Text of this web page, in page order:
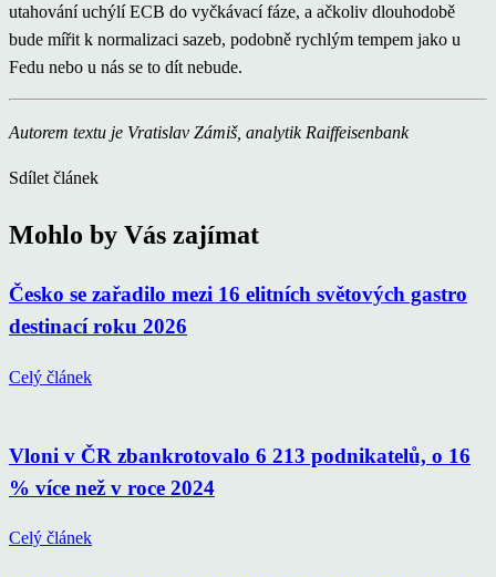
utahování uchýlí ECB do vyčkávací fáze, a ačkoliv dlouhodobě
bude mířit k normalizaci sazeb, podobně rychlým tempem jako u
Fedu nebo u nás se to dít nebude.
Autorem textu je Vratislav Zámiš, analytik Raiffeisenbank
Sdílet článek
Mohlo by Vás zajímat
Česko se zařadilo mezi 16 elitních světových gastro
destinací roku 2026
Celý článek
Vloni v ČR zbankrotovalo 6 213 podnikatelů, o 16
% více než v roce 2024
Celý článek